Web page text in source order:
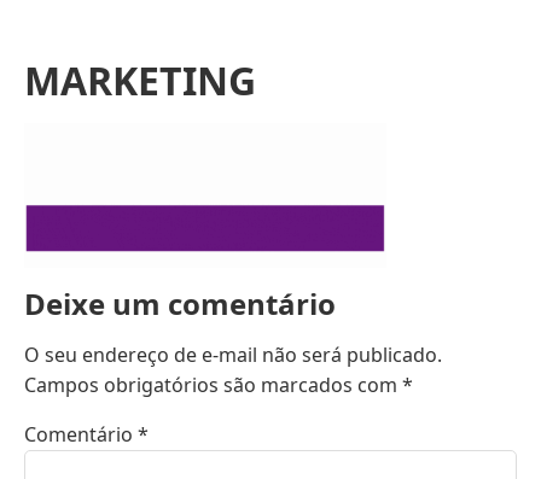
MARKETING
Deixe um comentário
O seu endereço de e-mail não será publicado.
Campos obrigatórios são marcados com *
Comentário *